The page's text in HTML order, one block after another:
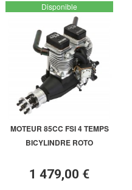
Disponible
MOTEUR 85CC FSI 4 TEMPS
BICYLINDRE ROTO
1 479,00 €